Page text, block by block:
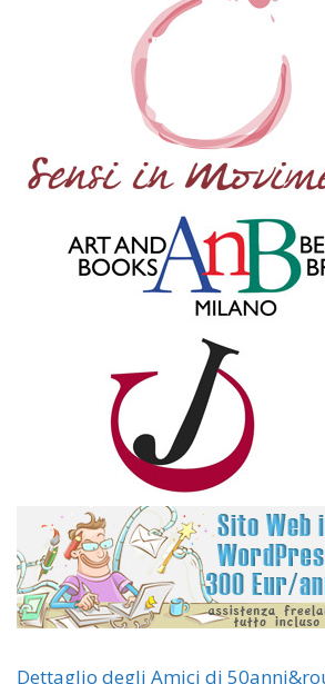
Dettaglio degli Amici di